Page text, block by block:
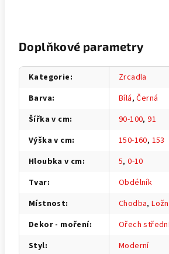
Doplňkové parametry
Kategorie:
Zrcadla
Barva: Bílá,Černá
Šířka v cm: 90-100,91
Výška v cm: 150-160, 153
Hloubka v cm: 5,0-10
Tvar:
Obdélník
Místnost: Chodba,
Dekor - moření: Ořech
Styl: Moderní